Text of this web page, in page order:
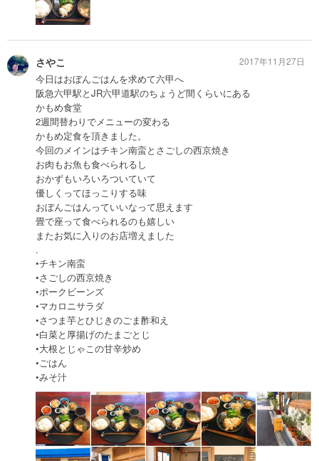
さやこ
今日はおぼんごはんを求めて六甲へ
阪急六甲駅とJR六甲道駅のちょうど間くらいにある
かもめ食堂
2週間替わりでメニューの変わる
かもめ定食を頂きました。
今回のメインはチキン南蛮とさごしの西京焼き
お肉もお魚も食べられるし
おかずもいろいろついていて
優しくってほっこりする味
おぼんごはんっていいなって思えます
畳で座って食べられるのも嬉しい
またお気に入りのお店増えました
.
•チキン南蛮
•さごしの西京焼き
•ポークビーンズ
•マカロニサラダ
•さつま芋とひじきのごま酢和え
•白菜と厚揚げのたまごとじ
•大根とじゃこの甘辛炒め
•ごはん
•みそ汁
2017年11月27日